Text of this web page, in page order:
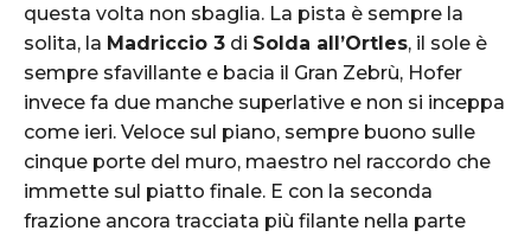
questa volta non sbaglia. La pista è sempre la
solita, la Madriccio 3 di Solda all’Ortles, il sole è
sempre sfavillante e bacia il Gran Zebrù, Hofer
invece fa due manche superlative e non si inceppa
come ieri. Veloce sul piano, sempre buono sulle
cinque porte del muro, maestro nel raccordo che
immette sul piatto finale. E con la seconda
frazione ancora tracciata più filante nella parte